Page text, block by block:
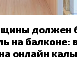
должен
на балконе:
онлайн